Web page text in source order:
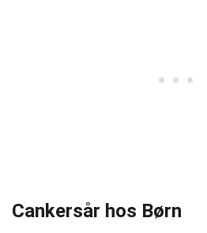
Cankersår hos Børn